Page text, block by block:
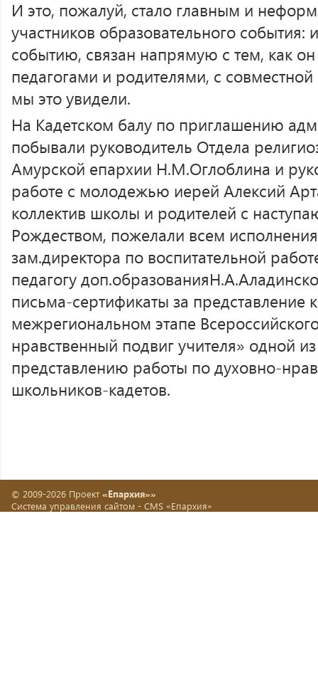
И это, пожалуй, стало главным и
участников образовательного события:
событию, связан напрямую с тем, как
педагогами и родителями, с
мы это увидели.
На Кадетском балу по приглашению
побывали руководитель Отдела
Амурской епархии Н.М.Оглоблина и
работе с молодежью иерей Алексий
коллектив школы и родителей с
Рождеством, пожелали всем
зам.директора по воспитательной
педагогу
письма-сертификаты за представление
межрегиональном этапе
нравственный подвиг учителя» одной
представлению работы по духовно-
школьников-кадетов.
© 2009-2026 Проект «Епархия»»
Система управления сайтом - CMS «Епархия»